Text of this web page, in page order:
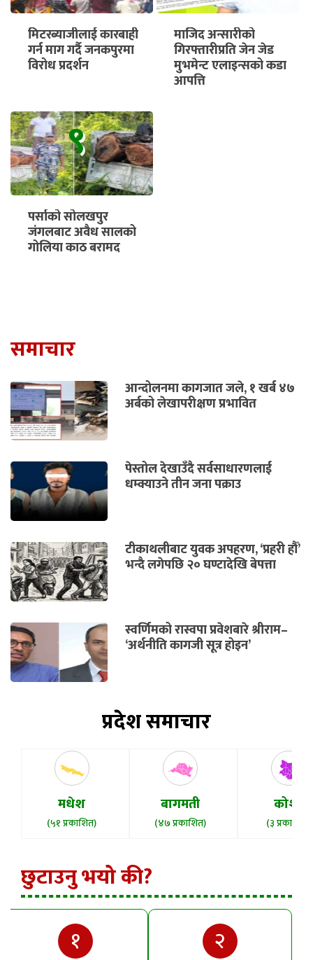
मिटरब्याजीलाई कारबाही
गर्न माग गर्दै जनकपुरमा
विरोध प्रदर्शन
माजिद अन्सारीको
गिरफ्तारीप्रति जेन जेड
मुभमेन्ट एलाइन्सको कडा
आपत्ति
९
पर्साको सोलखपुर
जंगलबाट अवैध सालको
गोलिया काठ बरामद
समाचार
आन्दोलनमा कागजात जले, १ खर्ब ४७
अर्बको लेखापरीक्षण प्रभावित
पेस्तोल देखाउँदै सर्वसाधारणलाई
धम्क्याउने तीन जना पक्राउ
टीकाथलीबाट युवक अपहरण, ‘प्रहरी हौँ’
भन्दै लगेपछि २० घण्टादेखि बेपत्ता
स्वर्णिमको रास्वपा प्रवेशबारे श्रीराम–
‘अर्थनीति कागजी सूत्र होइन’
प्रदेश समाचार
मधेश
(५१ प्रकाशित)
बागमती
(४७ प्रकाशित)
कोशी
(३ प्रकाशित)
छुटाउनु भयो की?
१
२